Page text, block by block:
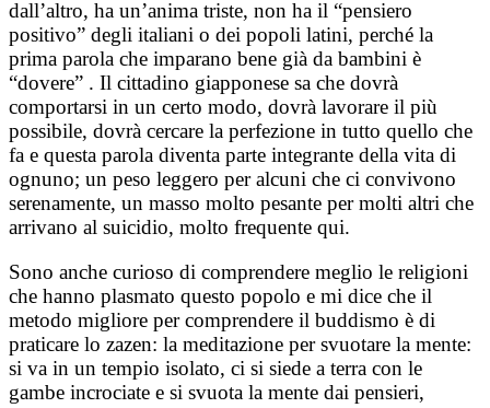
dall’altro, ha un’anima triste, non ha il “pensiero
positivo” degli italiani o dei popoli latini, perché la
prima parola che imparano bene già da bambini è
“dovere” . Il cittadino giapponese sa che dovrà
comportarsi in un certo modo, dovrà lavorare il più
possibile, dovrà cercare la perfezione in tutto quello che
fa e questa parola diventa parte integrante della vita di
ognuno; un peso leggero per alcuni che ci convivono
serenamente, un masso molto pesante per molti altri che
arrivano al suicidio, molto frequente qui.
Sono anche curioso di comprendere meglio le religioni
che hanno plasmato questo popolo e mi dice che il
metodo migliore per comprendere il buddismo è di
praticare lo zazen: la meditazione per svuotare la mente:
si va in un tempio isolato, ci si siede a terra con le
gambe incrociate e si svuota la mente dai pensieri,